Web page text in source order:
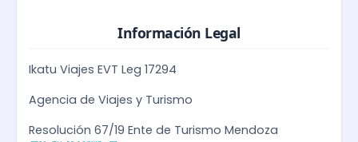
Información Legal
Ikatu Viajes EVT Leg 17294
Agencia de Viajes y Turismo
Resolución 67/19 Ente de Turismo Mendoza